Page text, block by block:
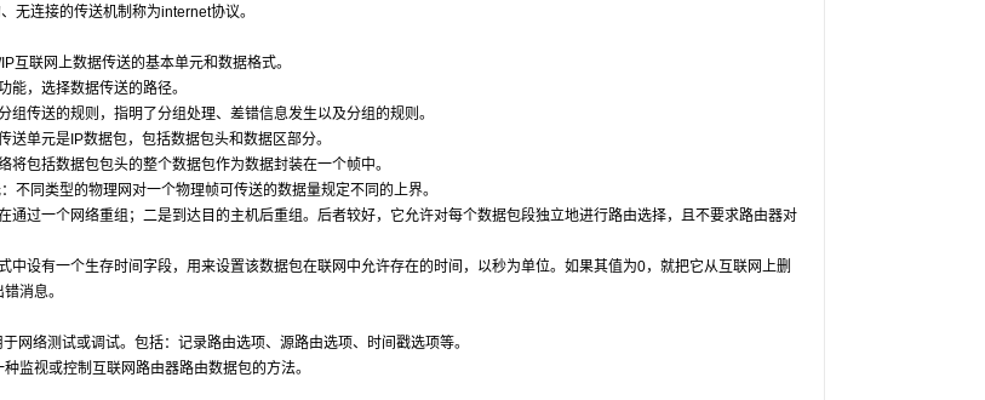
无连接的传送机制称为internet协议。
互联网上数据传送的基本单元和数据格式。
能，选择数据传送的路径。
组传送的规则，指明了分组处理、差错信息发生以及分组的规则。
送单元是IP数据包，包括数据包头和数据区部分。
将包括数据包包头的整个数据包作为数据封装在一个帧中。
不同类型的物理网对一个物理帧可传送的数据量规定不同的上界。
通过一个网络重组；二是到达目的主机后重组。后者较好，它允许对每个数据包段独立地进行路由选择，且不要求路由器对
中设有一个生存时间字段，用来设置该数据包在联网中允许存在的时间，以秒为单位。如果其值为0，就把它从互联网上删
消息。
网络测试或调试。包括：记录路由选项、源路由选项、时间戳选项等。
监视或控制互联网路由器路由数据包的方法。